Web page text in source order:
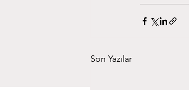
Son Yazılar